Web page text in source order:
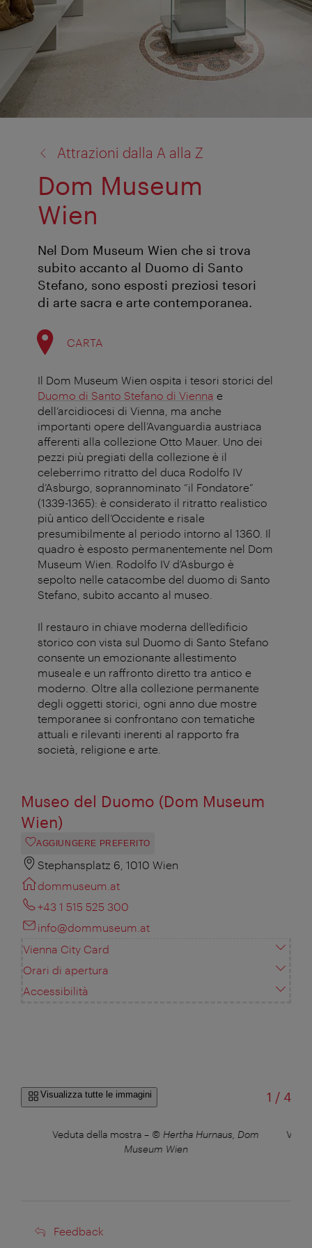
Attrazioni dalla A alla Z
Dom Museum
Wien
Nel Dom Museum Wien che si trova
subito accanto al Duomo di Santo
Stefano, sono esposti preziosi tesori
di arte sacra e arte contemporanea.
CARTA
Il Dom Museum Wien ospita i tesori storici del
Duomo di Santo Stefano di Vienna e
dell’arcidiocesi di Vienna, ma anche
importanti opere dell’Avanguardia austriaca
afferenti alla collezione Otto Mauer. Uno dei
pezzi più pregiati della collezione è il
celeberrimo ritratto del duca Rodolfo IV
d’Asburgo, soprannominato “il Fondatore”
(1339-1365): è considerato il ritratto realistico
più antico dell’Occidente e risale
presumibilmente al periodo intorno al 1360. Il
quadro è esposto permanentemente nel Dom
Museum Wien. Rodolfo IV d’Asburgo è
sepolto nelle catacombe del duomo di Santo
Stefano, subito accanto al museo.
Il restauro in chiave moderna dell’edificio
storico con vista sul Duomo di Santo Stefano
consente un emozionante allestimento
museale e un raffronto diretto tra antico e
moderno. Oltre alla collezione permanente
degli oggetti storici, ogni anno due mostre
temporanee si confrontano con tematiche
attuali e rilevanti inerenti al rapporto fra
società, religione e arte.
Museo del Duomo (Dom Museum
Wien)
AGGIUNGERE PREFERITO
Stephansplatz 6, 1010 Wien
dommuseum.at
+43 1 515 525 300
info@dommuseum.at
Vienna City Card
Orari di apertura
Accessibilità
Visualizza tutte le immagini 1 /di
4
Veduta della mostra – © Hertha Hurnaus, Dom
Museum Wien
Feedback
Feedback